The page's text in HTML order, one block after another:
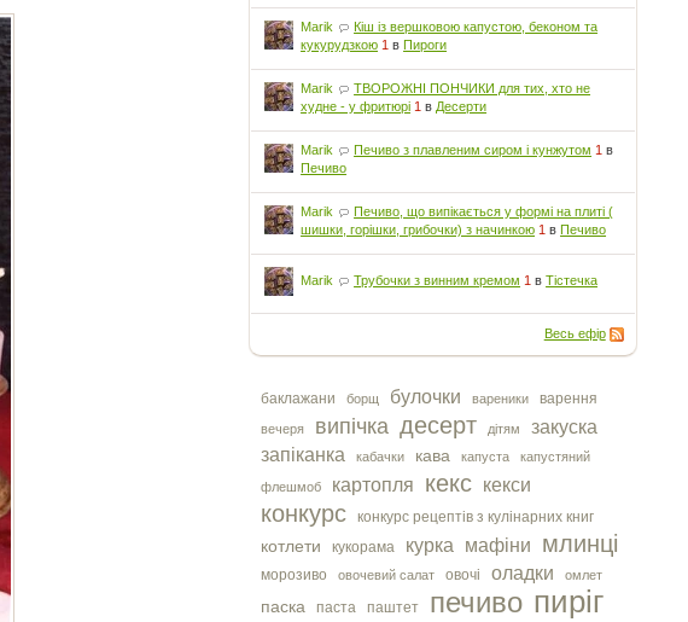
Marik
Кіш із вершковою капустою, беконом та
кукурудзкою 1 вПироги
Marik
ТВОРОЖНІ ПОНЧИКИ для тих, хто не
худне - у фритюрі 1 в Десерти
Marik Печиво з плавленим сиром і кунжутом 1 в
Печиво
Marik
Печиво, що випікається у формі на плиті (
шишки, горішки, грибочки) з начинкою 1 вПечиво
Marik Трубочки з винним кремом 1 вТістечка
Весь ефір
баклажани борщ булочки вареники варення
вечеря випічка десерт дітям
закуска
запіканка
кабачки кава капуста капустяний
флешмоб картопля кекс кекси
конкурс конкурс рецептів з кулінарних книг
котлети кукорама курка мафіни млинці
морозиво овочевий салат овочі оладки омлет
паска паста паштет печиво пиріг